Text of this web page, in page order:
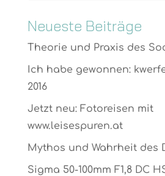
Neueste Beiträge
Theorie und Praxis des
Ich habe gewonnen:
2016
Jetzt neu: Fotoreisen mit
www.leisespuren.at
Mythos und Wahrheit des
Sigma 50-100mm F1,8 DC